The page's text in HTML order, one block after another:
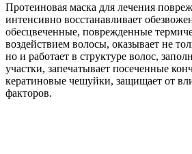
Протеиновая маска для лечения
интенсивно восстанавливает
обесцвеченные, поврежденные
воздействием волосы, оказывает не
но и работает в структуре волос,
участки, запечатывает посеченные
кератиновые чешуйки, защищает от
факторов.